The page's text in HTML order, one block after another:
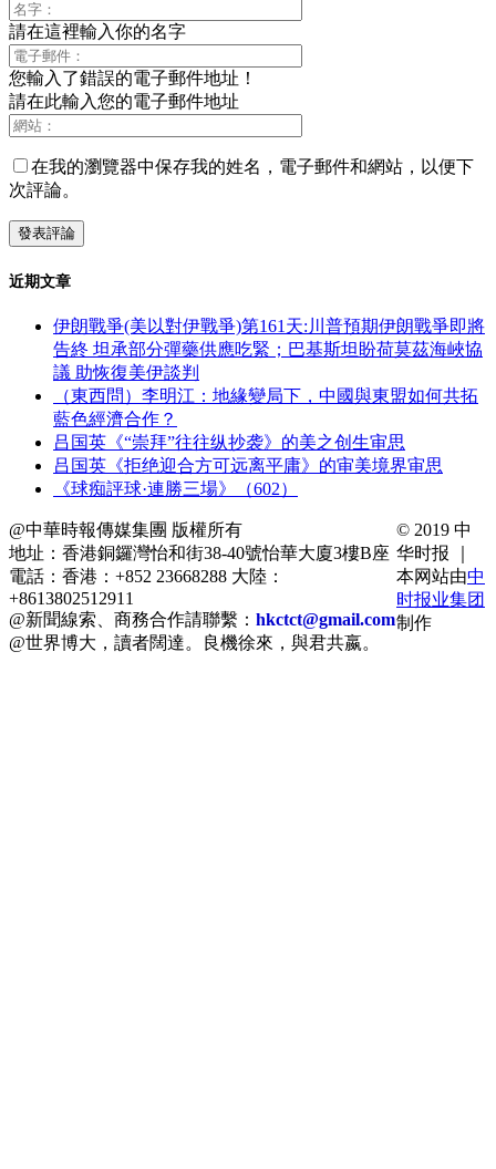
請在這裡輸入你的名字
您輸入了錯誤的電子郵件地址！
請在此輸入您的電子郵件地址
在我的瀏覽器中保存我的姓名，電子郵件和網站，以便下
次評論。
近期文章
伊朗戰爭(美以對伊戰爭)第161天:川普預期伊朗戰爭即將
告終 坦承部分彈藥供應吃緊；巴基斯坦盼荷莫茲海峽協
議 助恢復美伊談判
（東西問）李明江：地緣變局下，中國與東盟如何共拓
藍色經濟合作？
吕国英《“崇拜”往往纵抄袭》的美之创生审思
吕国英《拒绝迎合方可远离平庸》的审美境界审思
《球痴評球·連勝三場》（602）
@中華時報傳媒集團 版權所有
地址：香港銅鑼灣怡和街38-40號怡華大廈3樓B座
電話：香港：+852 23668288 大陸：
+8613802512911
@新聞線索、商務合作請聯繫： hkctct@gmail.com
@世界博大，讀者闊達。良機徐來，與君共嬴。
© 2019 中
华时报 ｜
本网站由中
时报业集团
制作